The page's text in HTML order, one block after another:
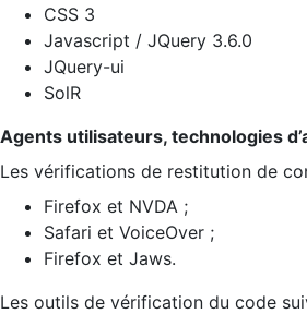
CSS 3
Javascript / JQuery 3.6.0
JQuery-ui
SolR
Agents utilisateurs, technologies
Les vérifications de restitution de
Firefox et NVDA ;
Safari et VoiceOver ;
Firefox et Jaws.
Les outils de vérification du code